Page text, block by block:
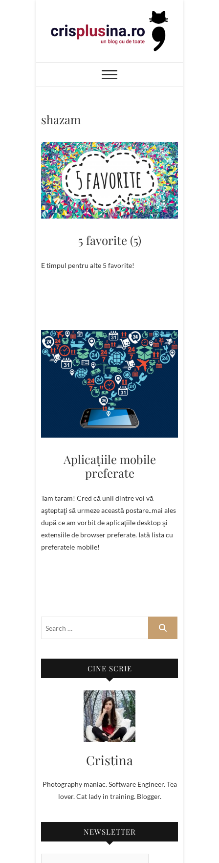
content
Cris+ina
shazam
5 favorite (5)
E timpul pentru alte 5 favorite!
Aplicaţiile mobile
preferate
Tam taram! Cred că unii dintre voi vă
aşteptaţi să urmeze această postare..mai ales
după ce am vorbit de aplicaţiile desktop şi
extensiile de browser preferate. Iată lista cu
preferatele mobile!
CINE SCRIE
Cristina
Photography maniac. Software Engineer. Tea
lover. Cat lady in training. Blogger.
NEWSLETTER